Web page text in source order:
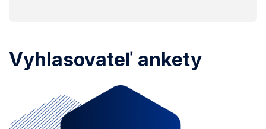
Vyhlasovateľ ankety